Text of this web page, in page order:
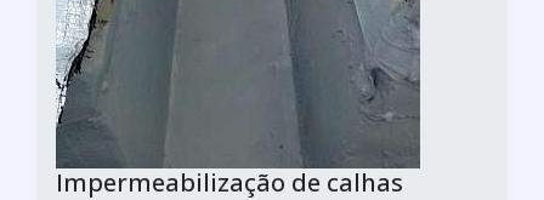
Impermeabilização de calhas